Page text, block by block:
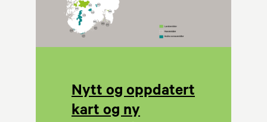
Nytt og oppdatert
kart og ny